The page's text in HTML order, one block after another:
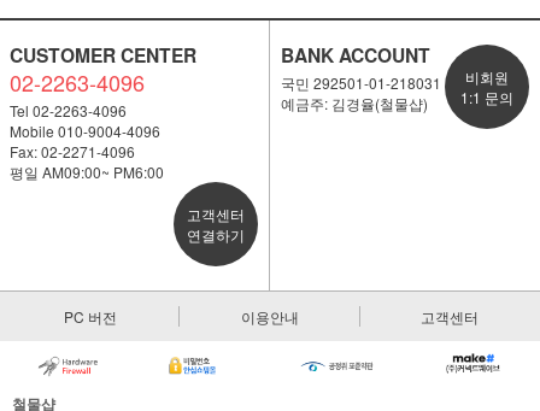
CUSTOMER CENTER
02-2263-4096
Tel 02-2263-4096
Mobile 010-9004-4096
Fax: 02-2271-4096
평일 AM09:00~ PM6:00
고객센터
연결하기
BANK ACCOUNT
국민 292501-01-218031
예금주: 김경율(철물샵)
비회원
1:1 문의
PC 버전 이용안내 고객센터
철물샵